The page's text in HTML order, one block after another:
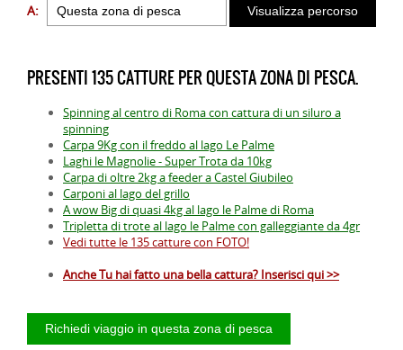
A:
PRESENTI 135 CATTURE PER QUESTA ZONA DI PESCA.
Spinning al centro di Roma con cattura di un siluro a
spinning
Carpa 9Kg con il freddo al lago Le Palme
Laghi le Magnolie - Super Trota da 10kg
Carpa di oltre 2kg a feeder a Castel Giubileo
Carponi al lago del grillo
A wow Big di quasi 4kg al lago le Palme di Roma
Tripletta di trote al lago le Palme con galleggiante da 4gr
Vedi tutte le 135 catture con FOTO!
Anche Tu hai fatto una bella cattura? Inserisci qui >>